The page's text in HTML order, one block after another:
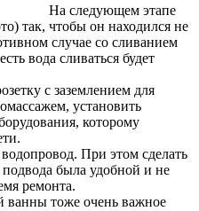
На следующем этапе
так, чтобы он находился не
случае со сливанием
вода сливаться будет
с заземлением для
установить
которому
При этом сделать
была удобной и не
ремонта.
ванны тоже очень важное